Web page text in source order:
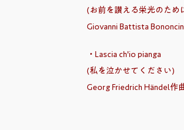
(お前を讃える栄光のた
Giovanni Battista
・Lascia ch'io pianga
(私を泣かせてください)
Georg Friedrich Händel作